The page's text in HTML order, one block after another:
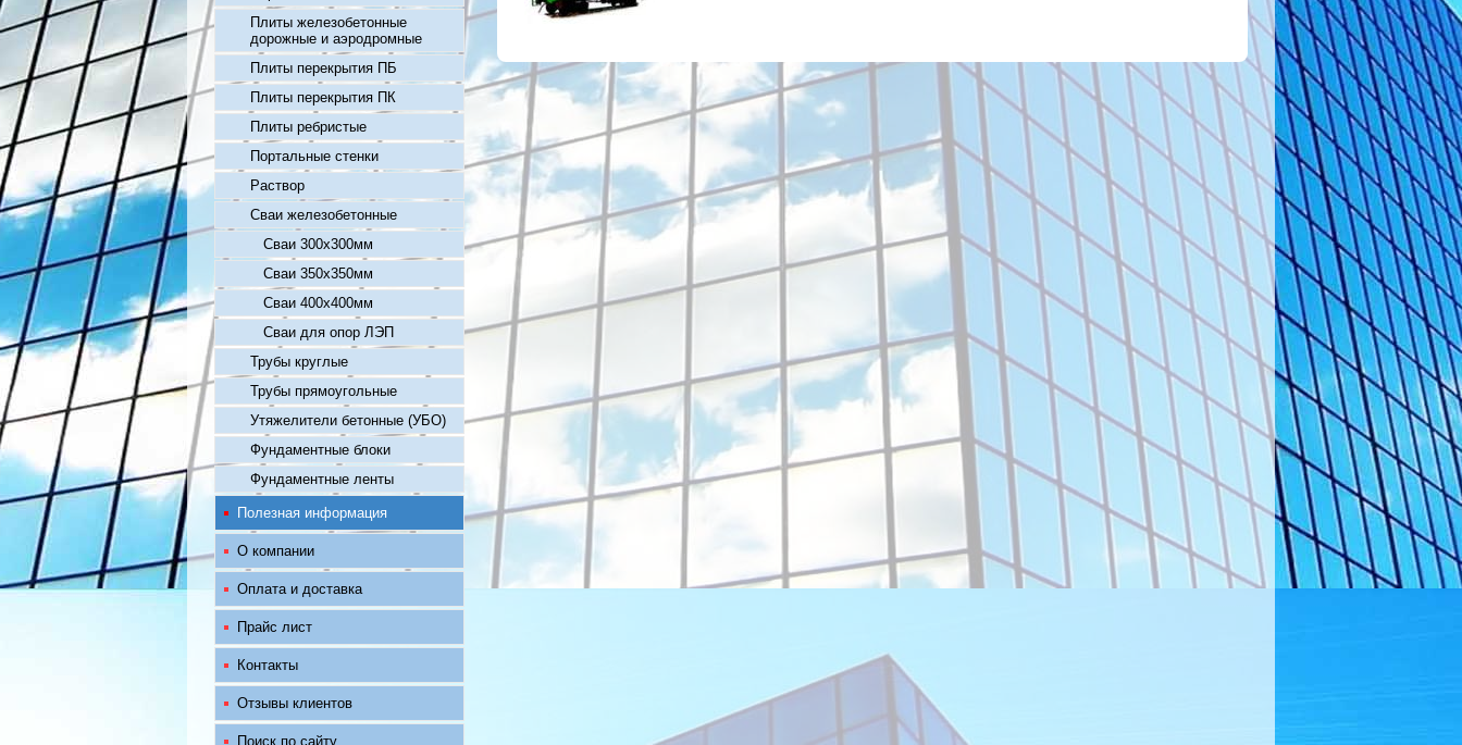
Плиты железобетонные
дорожные и аэродромные
Плиты перекрытия ПБ
Плиты перекрытия ПК
Плиты ребристые
Портальные стенки
Раствор
Сваи железобетонные
Сваи 300х300мм
Сваи 350х350мм
Сваи 400х400мм
Сваи для опор ЛЭП
Трубы круглые
Трубы прямоугольные
Утяжелители бетонные (УБО)
Фундаментные блоки
Фундаментные ленты
Полезная информация
О компании
Оплата и доставка
Прайс лист
Контакты
Отзывы клиентов
Поиск по сайту